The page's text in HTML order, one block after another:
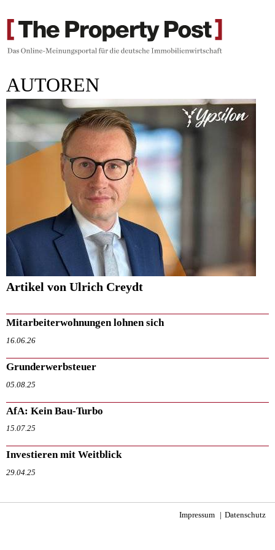
AUTOREN
Artikel von Ulrich Creydt
Mitarbeiterwohnungen lohnen sich
16.06.26
Grunderwerbsteuer
05.08.25
AfA: Kein Bau-Turbo
15.07.25
Investieren mit Weitblick
29.04.25
Impressum Datenschutz